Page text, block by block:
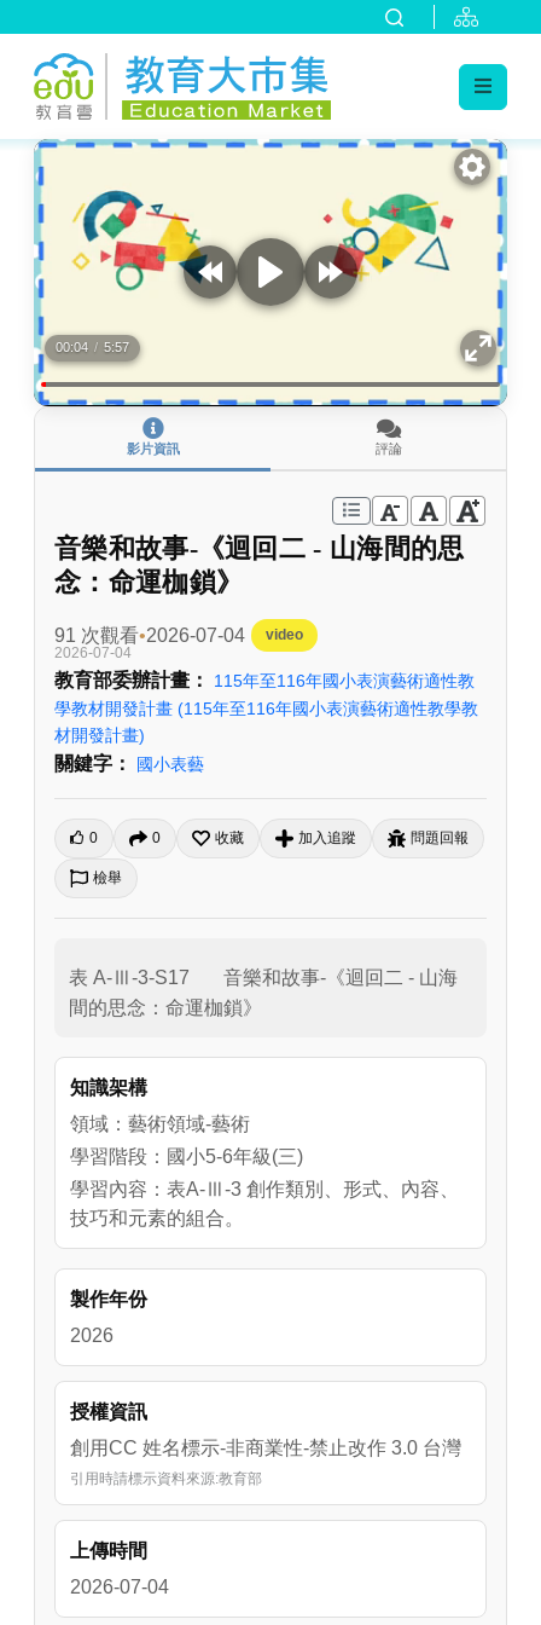
:::
00:04 / 5:57
影片資訊 評論
音樂和故事-《迴回二 - 山海間的思
念：命運枷鎖》
91 次觀看 2026-07-04
video
2026-07-04
教育部委辦計畫：
115年至116年國小表演藝術適性教
學教材開發計畫 (115年至116年國小表演藝術適性教學教
材開發計畫)
關鍵字： 國小表藝
0 0 收藏 加入追蹤 問題回報
檢舉
表 A-Ⅲ-3-S17	音樂和故事-《迴回二 - 山海
間的思念：命運枷鎖》
知識架構
領域：藝術領域-藝術
學習階段：國小5-6年級(三)
學習內容：表A-Ⅲ-3 創作類別、形式、內容、
技巧和元素的組合。
製作年份
2026
授權資訊
創用CC 姓名標示-非商業性-禁止改作 3.0 台灣
引用時請標示資料來源:教育部
上傳時間
2026-07-04